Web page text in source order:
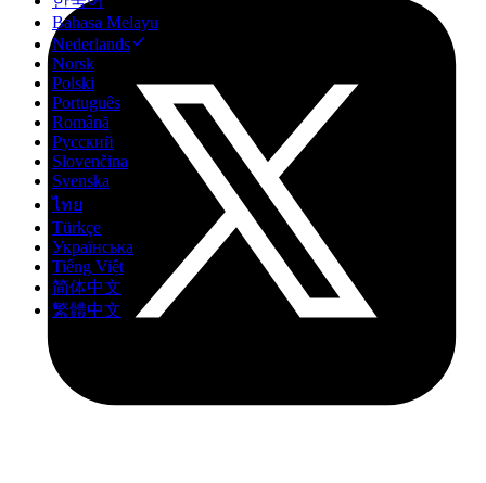
Bahasa Melayu
Nederlands
Norsk
Polski
Português
Română
Русский
Slovenčina
Svenska
ไทย
Türkçe
Українська
Tiếng Việt
简体中文
繁體中文